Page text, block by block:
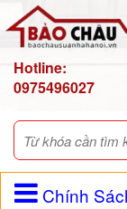
Hotline:
0975496027
Chính